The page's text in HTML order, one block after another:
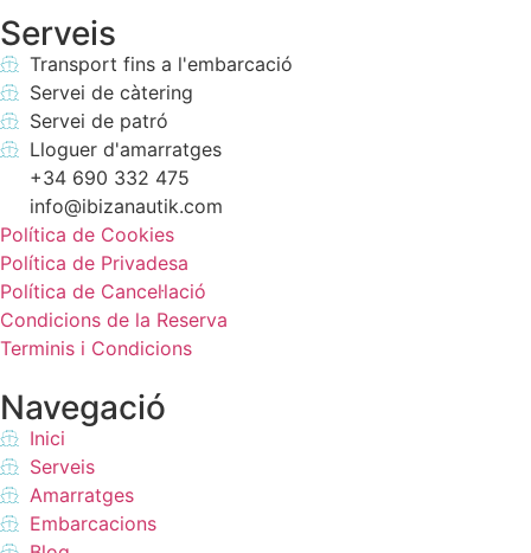
Serveis
Transport fins a l'embarcació
Servei de càtering
Servei de patró
Lloguer d'amarratges
+34 690 332 475
info@ibizanautik.com
Política de Cookies
Política de Privadesa
Política de Cancel·lació
Condicions de la Reserva
Terminis i Condicions
Navegació
Inici
Serveis
Amarratges
Embarcacions